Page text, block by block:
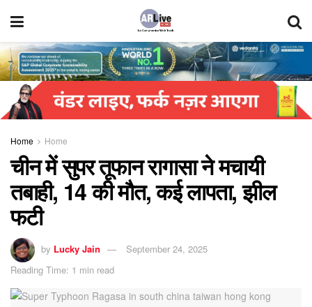
Home Home
चीन में सुपर तूफान रागासा ने मचायी
तबाही, 14 की मौत, कई लापता, झील
फटी
by Lucky Jain
September 24, 2025
Reading Time: 1 min read